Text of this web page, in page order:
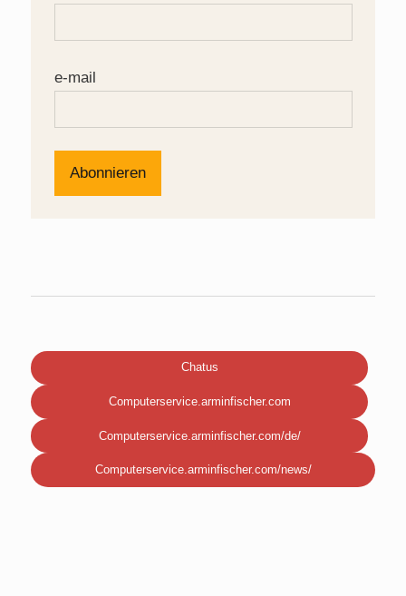
e-mail
Chatus
Computerservice.arminfischer.com
Computerservice.arminfischer.com/de/
Computerservice.arminfischer.com/news/